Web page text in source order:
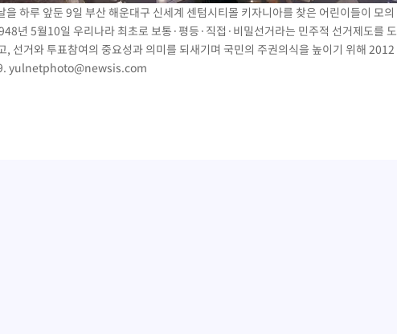
하루 앞둔 9일 부산 해운대구 신세계 센텀시티몰 키자니아를 찾은 어린이들이 모의
년 5월10일 우리나라 최초로 보통·평등·직접·비밀선거라는 민주적 선거제도를 도
, 선거와 투표참여의 중요성과 의미를 되새기며 국민의 주권의식을 높이기 위해 2012
yulnetphoto@newsis.com